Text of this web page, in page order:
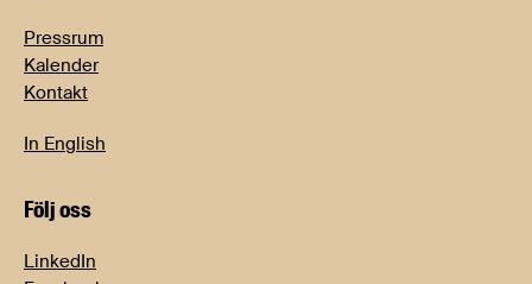
Pressrum
Kalender
Kontakt
In English
Följ oss
LinkedIn